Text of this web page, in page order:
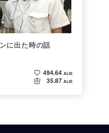
に出た時の話
494.64 ALIS
35.87 ALIS